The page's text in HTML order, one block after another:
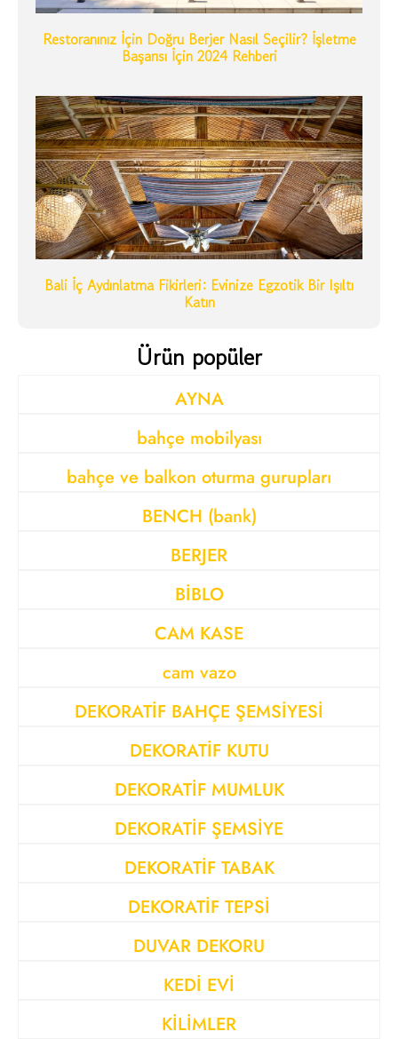
Restoranınız İçin Doğru Berjer Nasıl Seçilir? İşletme
Başarısı İçin 2024 Rehberi
Bali İç Aydınlatma Fikirleri: Evinize Egzotik Bir Işıltı
Katın
Ürün popüler
AYNA
bahçe mobilyası
bahçe ve balkon oturma gurupları
BENCH (bank)
BERJER
BİBLO
CAM KASE
cam vazo
DEKORATİF BAHÇE ŞEMSİYESİ
DEKORATİF KUTU
DEKORATİF MUMLUK
DEKORATİF ŞEMSİYE
DEKORATİF TABAK
DEKORATİF TEPSİ
DUVAR DEKORU
KEDİ EVİ
KİLİMLER